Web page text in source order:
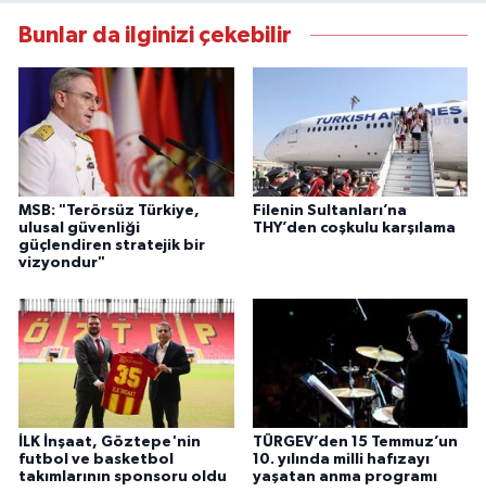
Bunlar da ilginizi çekebilir
MSB: "Terörsüz Türkiye,
ulusal güvenliği
güçlendiren stratejik bir
vizyondur"
Filenin Sultanları’na
THY’den coşkulu karşılama
İLK İnşaat, Göztepe'nin
futbol ve basketbol
takımlarının sponsoru oldu
TÜRGEV’den 15 Temmuz’un
10. yılında milli hafızayı
yaşatan anma programı